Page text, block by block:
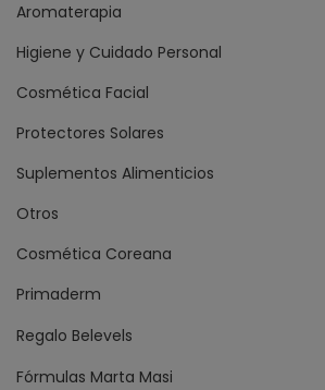
Aromaterapia
Higiene y Cuidado Personal
Cosmética Facial
Protectores Solares
Suplementos Alimenticios
Otros
Cosmética Coreana
Primaderm
Regalo Belevels
Fórmulas Marta Masi